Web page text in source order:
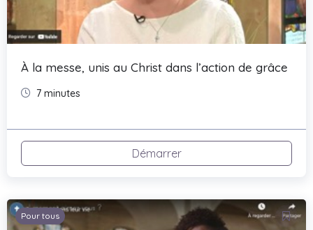
À la messe, unis au Christ dans l’action de grâce
7 minutes
Démarrer
Pour tous